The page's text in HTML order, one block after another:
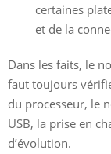
certaines
et de la
Dans les faits, le
faut toujours
du processeur, le
USB, la prise en
d’évolution.